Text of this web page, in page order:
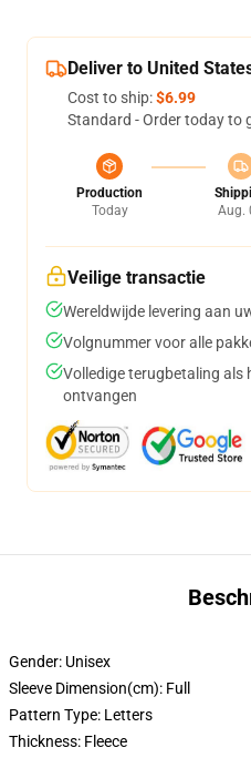
Deliver to United
Cost to ship:$6.99
Standard - Order today to
Production
Today
Aug.
Veilige transactie
Wereldwijde levering aan
Volgnummer voor alle
Volledige terugbetaling
ontvangen
Gender: Unisex
Sleeve Dimension(cm): Full
Pattern Type: Letters
Thickness: Fleece